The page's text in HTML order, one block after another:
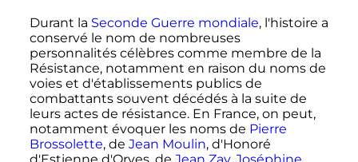
Durant la Seconde Guerre mondiale, l'histoire a
conservé le nom de nombreuses
personnalités célèbres comme membre de la
Résistance, notamment en raison du noms de
voies et d'établissements publics de
combattants souvent décédés à la suite de
leurs actes de résistance. En France, on peut,
notamment évoquer les noms de Pierre
Brossolette, de Jean Moulin, d'Honoré
d'Estienne d'Orves, de Jean Zay, Joséphine